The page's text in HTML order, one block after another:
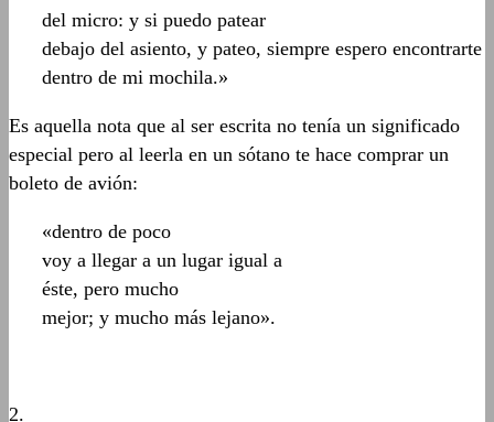
del micro: y si puedo patear
debajo del asiento, y pateo, siempre espero encontrarte
dentro de mi mochila.»
Es aquella nota que al ser escrita no tenía un significado
especial pero al leerla en un sótano te hace comprar un
boleto de avión:
«dentro de poco
voy a llegar a un lugar igual a
éste, pero mucho
mejor; y mucho más lejano».
2.